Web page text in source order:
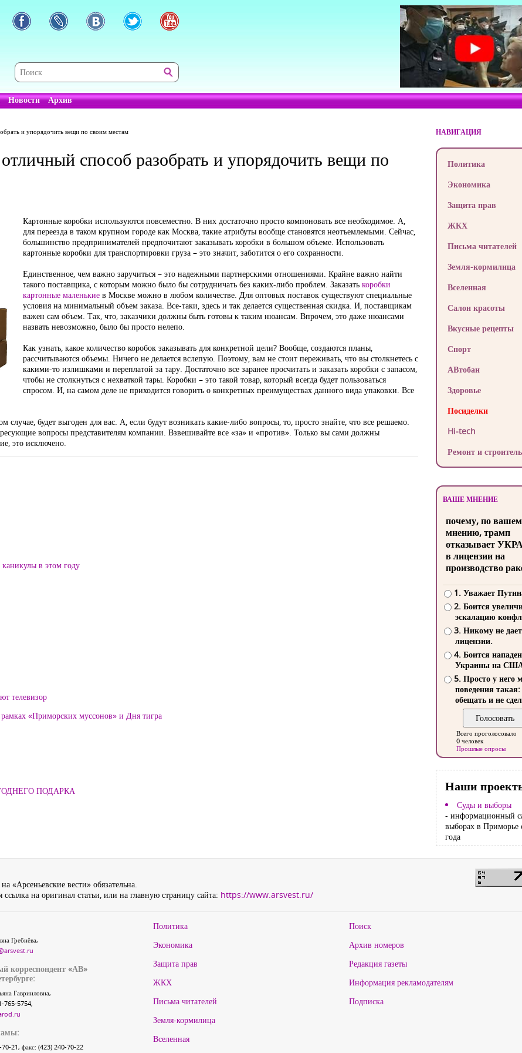
Новости Архив
и упорядочить вещи по своим местам
способ разобрать и упорядочить вещи по
Картонные коробки используются повсеместно. В них достаточно просто компоновать все необходимое. А,
для переезда в таком крупном городе как Москва, такие атрибуты вообще становятся неотъемлемыми. Сейчас,
большинство предпринимателей предпочитают заказывать коробки в большом объеме. Использовать
картонные коробки для транспортировки груза – это значит, заботится о его сохранности.
Единственное, чем важно заручиться – это надежными партнерскими отношениями. Крайне важно найти
такого поставщика, с которым можно было бы сотрудничать без каких-либо проблем. Заказать коробки
картонные маленькиев Москве можно в любом количестве. Для оптовых поставок существуют специальные
условия на минимальный объем заказа. Все-таки, здесь и так делается существенная скидка. И, поставщикам
важен сам объем. Так, что, заказчики должны быть готовы к таким нюансам. Впрочем, это даже нюансами
назвать невозможно, было бы просто нелепо.
Как узнать, какое количество коробок заказывать для конкретной цели? Вообще, создаются планы,
рассчитываются объемы. Ничего не делается вслепую. Поэтому, вам не стоит переживать, что вы столкнетесь с
какими-то излишками и переплатой за тару. Достаточно все заранее просчитать и заказать коробки с запасом,
чтобы не столкнуться с нехваткой тары. Коробки – это такой товар, который всегда будет пользоваться
спросом. И, на самом деле не приходится говорить о конкретных преимуществах данного вида упаковки. Все
будет выгоден для вас. А, если будут возникать какие-либо вопросы, то, просто знайте, что все решаемо.
вопросы представителям компании. Взвешивайте все «за» и «против». Только вы сами должны
это исключено.
каникулы в этом году
телевизор
«Приморских муссонов» и Дня тигра
ПОДАРКА
НАВИГАЦИЯ
Политика
Экономика
Защита прав
ЖКХ
Письма читателей
Земля-кормилица
Вселенная
Салон красоты
Вкусные рецепты
Спорт
АВтобан
Здоровье
Посиделки
Hi-tech
Ремонт и
ВАШЕ МНЕНИЕ
почему, по
мнению, трамп
отказывает
в лицензии на
производство
1. Уважает
2. Боится
эскалацию
3. Никому не
лицензии.
4. Боится
Украины на
5. Просто у него
поведения такая:
обещать и не
Всего проголосовало
0 человек
Прошлые опросы
Наши
Суды и выборы
- информационный
выборах в Приморье
года
«Арсеньевские вести» обязательна.
на оригинал статьи, или на главную страницу сайта: https://www.arsvest.ru/
Гребнёва,
корреспондент «АВ»
Гаврииловна,
765-5754,
21, факс: (423) 240-70-22
Политика
Экономика
Защита прав
ЖКХ
Письма читателей
Земля-кормилица
Вселенная
Поиск
Архив номеров
Редакция газеты
Информация рекламодателям
Подписка